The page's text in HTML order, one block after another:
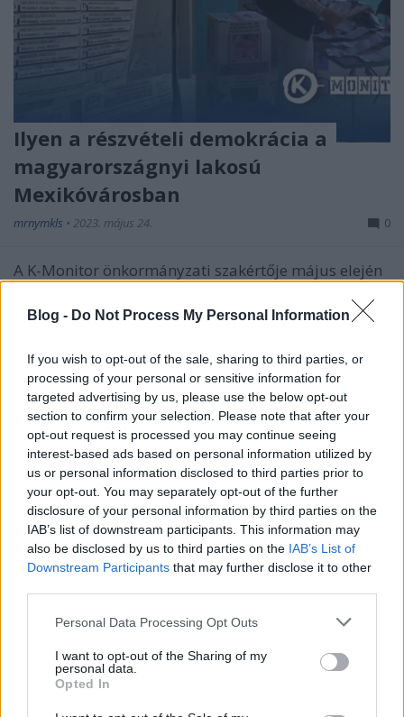
Blog - Do Not Process My Personal Information
If you wish to opt-out of the sale, sharing to third parties, or
processing of your personal or sensitive information for
targeted advertising by us, please use the below opt-out
section to confirm your selection. Please note that after your
opt-out request is processed you may continue seeing
interest-based ads based on personal information utilized by
us or personal information disclosed to third parties prior to
your opt-out. You may separately opt-out of the further
disclosure of your personal information by third parties on the
IAB’s list of downstream participants. This information may
also be disclosed by us to third parties on the IAB’s List of
Downstream Participants that may further disclose it to other
Please note that this website/app uses one or more Google
not limited to your visit or usage behaviour. You may click to
grant or deny consent to Google and its third-party tags to
use your data for below specified purposes in below Google
consent section.
Personal Data Processing Opt Outs
I want to opt-out of the Sharing of my
personal data.
Opted In
Ilyen a részvételi demokrácia a
magyarországnyi lakosú
Mexikóvárosban
mrnymkls • 2023. május 24. 0
A K-Monitor önkormányzati szakértője május elején
foglalkozó nemzetközi ernyőszervezet, a People
Powered éves összejövetelén, amelynek a K-Monitor
is tagja. A következőkben egy szakmai
élménybeszámolót olvashattok a tízmilliós
megapolisz részvételi…
Pert nyertünk a Honvédség Travel